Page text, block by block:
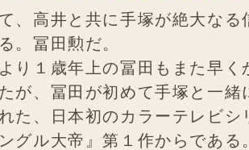
、高井と共に手塚が絶大なる
。冨田勲だ。
り１歳年上の冨田もまた早く
が、冨田が初めて手塚と一
た、日本初のカラーテレビシ
ングル大帝』第１作からである